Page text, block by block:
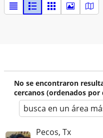
No se encontraron
cercanos (ordenados por
busca en un área
Pecos, Tx